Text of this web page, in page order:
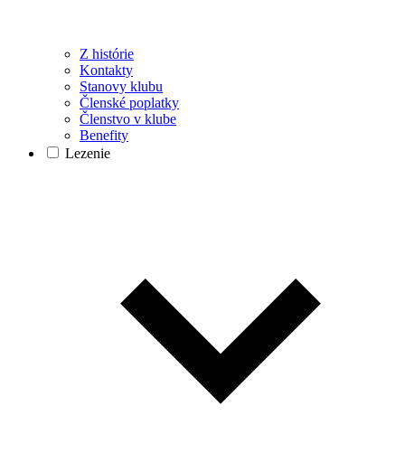
Z histórie
Kontakty
Stanovy klubu
Členské poplatky
Členstvo v klube
Benefity
Lezenie